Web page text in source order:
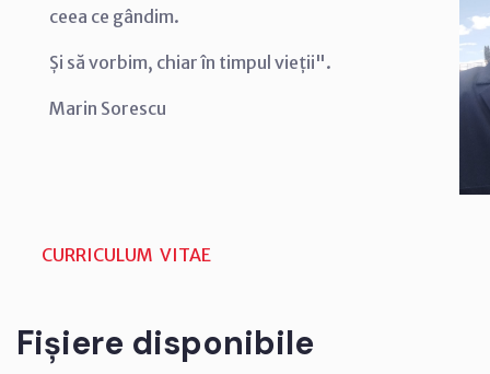
ceea ce gândim.
Și să vorbim, chiar în timpul vieții".
Marin Sorescu
CURRICULUM VITAE
Fișiere disponibile